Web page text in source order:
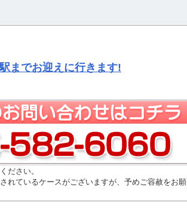
までお迎えに行きます!
ださい。
れているケースがございますが、予めご容赦をお